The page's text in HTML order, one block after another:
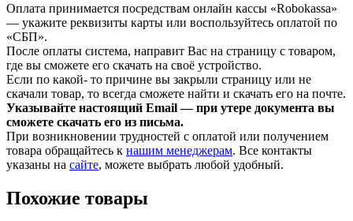
Оплата принимается посредствам онлайн кассы «Robokassa»
— укажите реквизиты карты или воспользуйтесь оплатой по
«СБП».
После оплаты система, направит Вас на страницу с товаром,
где вы сможете его скачать на своё устройство.
Если по какой- то причине вы закрыли страницу или не
скачали товар, то всегда сможете найти и скачать его на почте.
Указывайте настоящий Email — при утере документа вы
сможете скачать его из письма.
При возникновении трудностей с оплатой или получением
товара обращайтесь к нашим менеджерам. Все контакты
указаны на сайте, можете выбрать любой удобный.
Похожие товары